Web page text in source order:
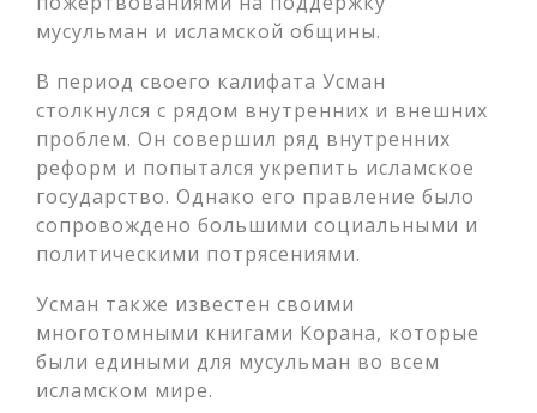
мусульман и исламской общины.
В период своего калифата Усман
столкнулся с рядом внутренних и внешних
проблем. Он совершил ряд внутренних
реформ и попытался укрепить исламское
государство. Однако его правление было
сопровождено большими социальными и
политическими потрясениями.
Усман также известен своими
многотомными книгами Корана, которые
были едиными для мусульман во всем
исламском мире.